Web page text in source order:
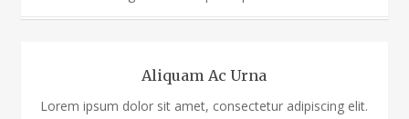
Aliquam Ac Urna
Lorem ipsum dolor sit amet, consectetur adipiscing elit.